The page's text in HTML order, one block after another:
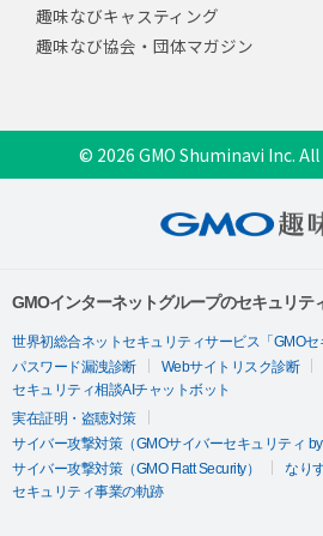
趣味なびキャスティング
趣味なび協会・団体マガジン
© 2026 GMO Shuminavi Inc.